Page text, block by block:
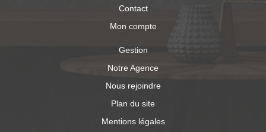
Contact
Mon compte
Gestion
Notre Agence
Nous rejoindre
Plan du site
Mentions légales